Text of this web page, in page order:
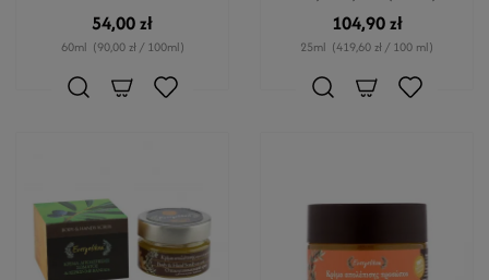
54,00 zł
60ml (90,00 zł / 100ml)
104,90 zł
25ml (419,60 zł / 100 ml)